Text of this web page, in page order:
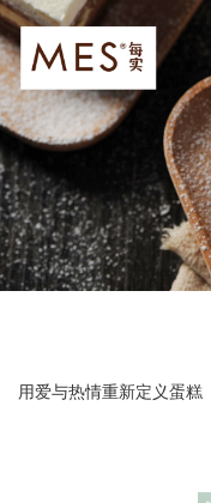
用爱与热情重新定义蛋糕